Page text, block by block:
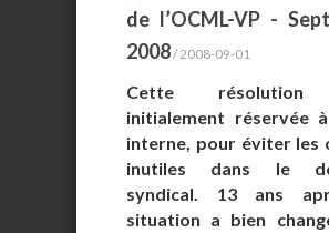
de l’OCML-VP -
2008/ 2008-09-01
Cette
initialement réservée
interne, pour éviter les
inutiles dans le
syndical. 13 ans
situation a bien